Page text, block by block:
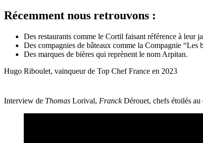
Récemment nous retrouvons :
Des restaurants comme le Cortil faisant référence à leur
Des compagnies de bâteaux comme la Compagnie “Les
Des marques de bières qui reprènent le nom Arpitan.
Hugo Riboulet, vainqueur de Top Chef France en 2023
Interview de Thomas Lorival, FranckDérouet, chefs étoilés au